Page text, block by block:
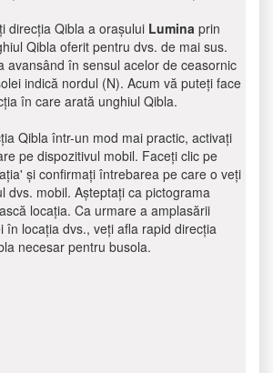
direcția Qibla a orașului Lumina prin
Qibla oferit pentru dvs. de mai sus.
avansând în sensul acelor de ceasornic
indică nordul (N). Acum vă puteți face
în care arată unghiul Qibla.
Qibla într-un mod mai practic, activați
pe dispozitivul mobil. Faceți clic pe
și confirmați întrebarea pe care o veți
dvs. mobil. Așteptați ca pictograma
locația. Ca urmare a amplasării
în locația dvs., veți afla rapid direcția
necesar pentru busola.